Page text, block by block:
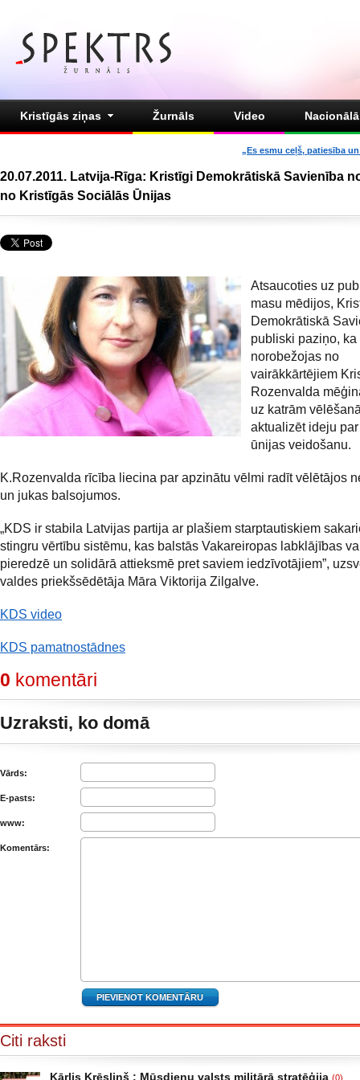
Kristīgās ziņas Žurnāls Video
„Es esmu ceļš, patiesība
20.07.2011. Latvija-Rīga: Kristīgi Demokrātiskā Savienība
no Kristīgās Sociālās Ūnijas
Atsaucoties uz
masu mēdijos,
Demokrātiskā
publiski paziņo, ka
norobežojas no
vairākkārtējiem
Rozenvalda
uz katrām
aktualizēt ideju
ūnijas veidošanu.
K.Rozenvalda rīcība liecina par apzinātu vēlmi radīt vēlētājos
un jukas balsojumos.
„KDS ir stabila Latvijas partija ar plašiem starptautiskiem
stingru vērtību sistēmu, kas balstās Vakareiropas labklājības
pieredzē un solidārā attieksmē pret saviem iedzīvotājiem”,
valdes priekšsēdētāja Māra Viktorija Zilgalve.
KDS video
KDS pamatnostādnes
0 komentāri
Uzraksti, ko domā
Vārds:
E-pasts:
www:
Komentārs:
Citi raksti
Kārlis Krēsliņš : Mūsdienu valsts militārā stratēģija (0)